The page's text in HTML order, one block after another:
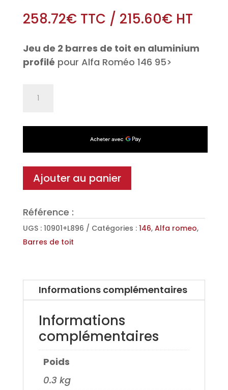
258.72€TTC / 215.60€HT
Jeu de 2 barres de toit en aluminium
profilé pour Alfa Roméo 146 95>
toit
en
Aluminium
pour
146
95>
Ajouter au panier
Référence :
UGS : 10901+L896 Catégories : 146, Alfa romeo,
Barres de toit
Informations complémentaires
Informations
complémentaires
Poids
0.3 kg